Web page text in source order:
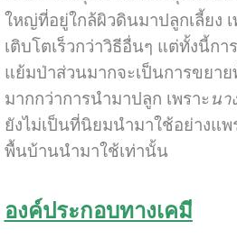
ใหญ่ที่อยู่ใกล้ผิวดินมาปลูกเลี้ยง
เติบโตเร็วกว่าวิธีอื่นๆ แต่ทั้งนี้ก
แย้มป่าส่วนมากจะเป็นการขยา
มากกว่าการนำมาปลูก เพราะ นา
ยังไม่เป็นที่นิยมนำมาใช้อย่างแพ
พื้นบ้านนำมาใช้เท่านั้น
องค์ประกอบทางเคมี